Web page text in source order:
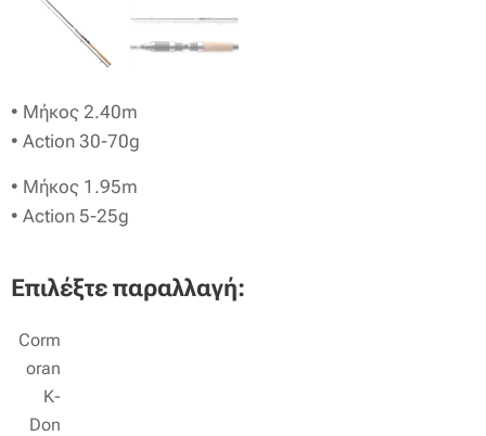
• Μήκος 2.40m
• Αction 30-70g
• Μήκος 1.95m
• Αction 5-25g
Επιλέξτε παραλλαγή:
Corm
oran
K-
Don